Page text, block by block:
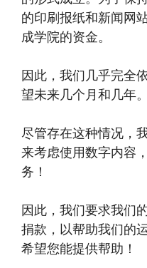
的印刷报纸和新闻网
成学院的资金。
因此，我们几乎完全
望未来几个月和几年。
尽管存在这种情况，
来考虑使用数字内容
务！
因此，我们要求我们
捐款，以帮助我们的
希望您能提供帮助！